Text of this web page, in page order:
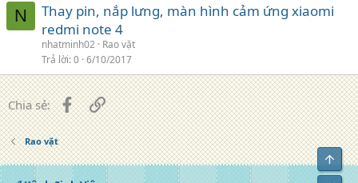
N
Thay pin, nắp lưng, màn hình cảm ứng xiaomi
redmi note 4
nhatminh02 Rao vặt
Trả lời 0 6/10/2017
Chia sẻ: FacebookLiên kết
Rao vặt
Top